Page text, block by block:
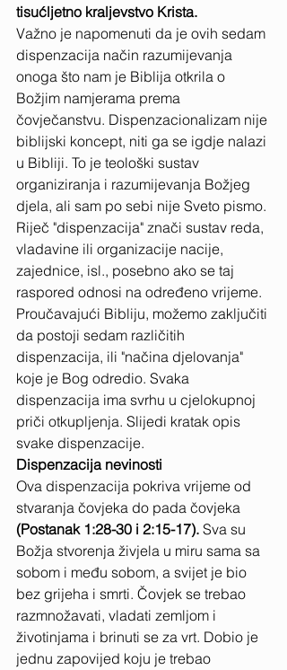
tisućljetno kraljevstvo Krista.
Važno je napomenuti da je ovih sedam
dispenzacija način razumijevanja
onoga što nam je Biblija otkrila o
Božjim namjerama prema
čovječanstvu. Dispenzacionalizam nije
biblijski koncept, niti ga se igdje nalazi
u Bibliji. To je teološki sustav
organiziranja i razumijevanja Božjeg
djela, ali sam po sebi nije Sveto pismo.
Riječ "dispenzacija" znači sustav reda,
vladavine ili organizacije nacije,
zajednice, isl., posebno ako se taj
raspored odnosi na određeno vrijeme.
Proučavajući Bibliju, možemo zaključiti
da postoji sedam različitih
dispenzacija, ili "načina djelovanja"
koje je Bog odredio. Svaka
dispenzacija ima svrhu u cjelokupnoj
priči otkupljenja. Slijedi kratak opis
svake dispenzacije.
Dispenzacija nevinosti
Ova dispenzacija pokriva vrijeme od
stvaranja čovjeka do pada čovjeka
(Postanak 1:28-30 i 2:15-17). Sva su
Božja stvorenja živjela u miru sama sa
sobom i među sobom, a svijet je bio
bez grijeha i smrti. Čovjek se trebao
razmnožavati, vladati zemljom i
životinjama i brinuti se za vrt. Dobio je
jednu zapovijed koju je trebao